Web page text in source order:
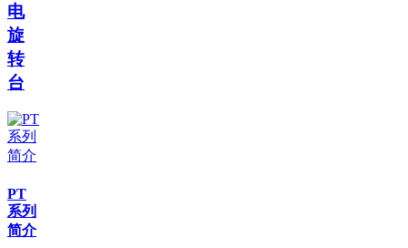
电
旋
转
台
PT
系列
简介